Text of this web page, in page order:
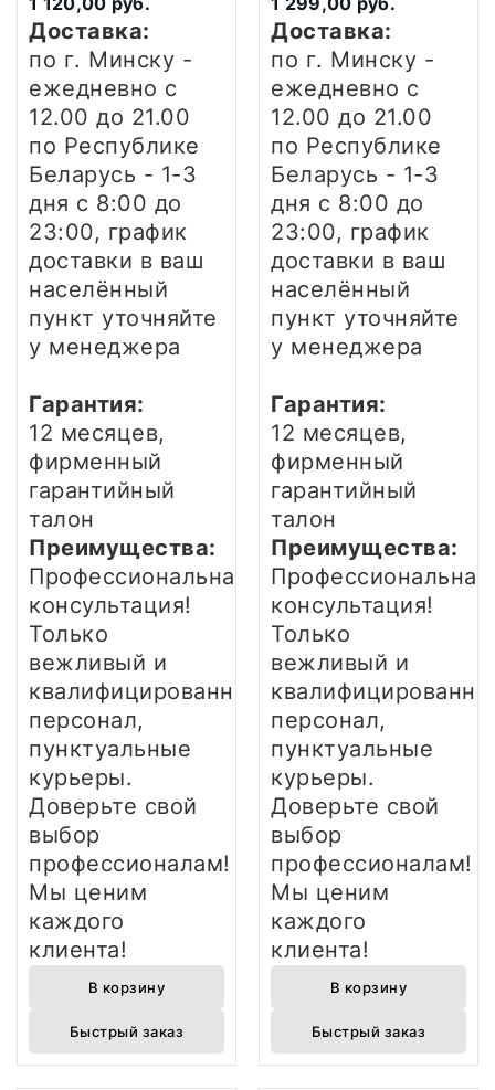
Доставка:
по г. Минску -
ежедневно с
12.00 до 21.00
по Республике
Беларусь - 1-3
дня с 8:00 до
23:00, график
доставки в ваш
населённый
пункт уточняйте
у менеджера
Гарантия:
12 месяцев,
фирменный
гарантийный
талон
Преимущества:
Профессиональная
консультация!
Только
вежливый и
квалифицированный
персонал,
пунктуальные
курьеры.
Доверьте свой
выбор
профессионалам!
Мы ценим
каждого
клиента!
В корзину
Быстрый заказ
Доставка:
по г. Минску -
ежедневно с
12.00 до 21.00
по Республике
Беларусь - 1-3
дня с 8:00 до
23:00, график
доставки в ваш
населённый
пункт уточняйте
у менеджера
Гарантия:
12 месяцев,
фирменный
гарантийный
талон
Преимущества:
Профессиональная
консультация!
Только
вежливый и
персонал,
пунктуальные
курьеры.
Доверьте свой
выбор
профессионалам!
Мы ценим
каждого
клиента!
В корзину
Быстрый заказ